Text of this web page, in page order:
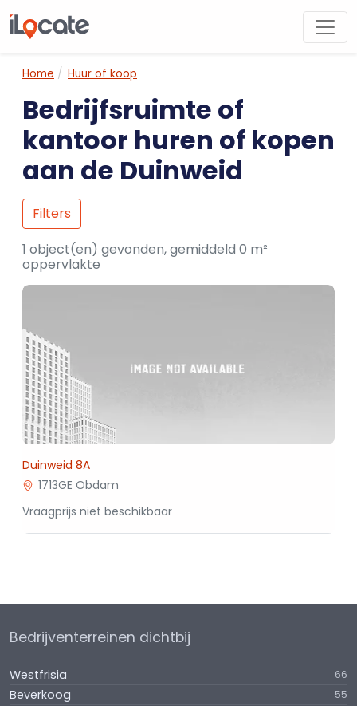
Home Huur of koop
Bedrijfsruimte of
kantoor huren of kopen
aan de Duinweid
Filters
1 object(en) gevonden, gemiddeld 0 m²
oppervlakte
Duinweid 8A
1713GE Obdam
Vraagprijs niet beschikbaar
Bedrijventerreinen dichtbij
Westfrisia 66
Beverkoog 55